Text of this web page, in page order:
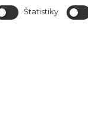
Štatistiky